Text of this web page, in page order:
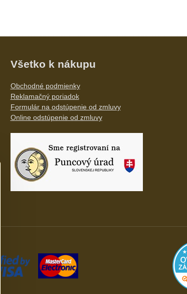
Všetko k nákupu
Obchodné podmienky
Reklamačný poriadok
Formulár na odstúpenie od zmluvy
Online odstúpenie od zmluvy